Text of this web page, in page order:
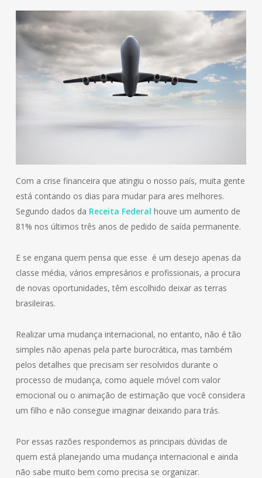
Com a crise financeira que atingiu o nosso país, muita gente
está contando os dias para mudar para ares melhores.
Segundo dados da Receita Federal houve um aumento de
81% nos últimos três anos de pedido de saída permanente.
E se engana quem pensa que esse é um desejo apenas da
classe média, vários empresários e profissionais, a procura
de novas oportunidades, têm escolhido deixar as terras
brasileiras.
Realizar uma mudança internacional, no entanto, não é tão
simples não apenas pela parte burocrática, mas também
pelos detalhes que precisam ser resolvidos durante o
processo de mudança, como aquele móvel com valor
emocional ou o animação de estimação que você considera
um filho e não consegue imaginar deixando para trás.
Por essas razões respondemos as principais dúvidas de
quem está planejando uma mudança internacional e ainda
não sabe muito bem como precisa se organizar.